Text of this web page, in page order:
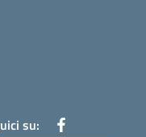
su: